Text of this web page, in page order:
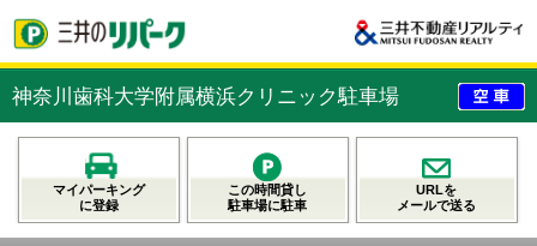
神奈川歯科大学附属横浜クリニック駐車場
マイパーキング
に登録
この時間貸し
駐車場に駐車
URLを
メールで送る